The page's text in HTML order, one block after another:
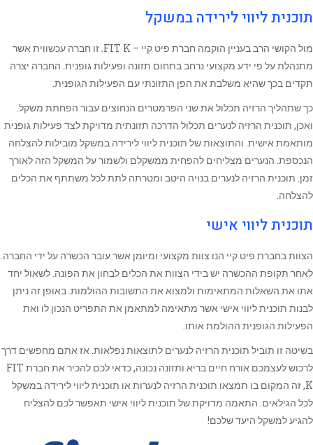
תוכנית ליווי לירידה במשקל
מול הקושי הרב בעניין הוקמה חברת פיט קיי – FIT K. זו חברה עכשווית אשר
מתנהלת על פי ידע מקצועי נרחב בתחום תזונה ופעילות גופנית. החברה יצרה
תקדים בכך שהיא משלבת את הפן התזונתי עם הפעילות הגופנית.
כך שתהליך הרזיה תכלול את שני הפרמטרים הנחוצים עבור הפחתת משקל.
ואכן, תוכנית הרזיה לנערים תכלול הדרכה תזונתית מדויקת לצד פעילות גופנית
מותאמת אישית. והתוצאות של תוכנית ליווי לירידה במשקל מובילות להצלחה
הנכספת. הנערים מצליחים להפחית ממשקלם ולשמור על המשקל הזה לאורך
זמן. תוכנית הרזיה לנערים בנויה היטב ומטרתה לתת לכל משתתף את הכלים
להצלחה.
תוכנית ליווי אישי
הצוות בחברת פיט קיי הנו צוות מקצועי ומיומן אשר עובר הכשרה על ידי החברה.
לאחר תקופת ההכשרה יש בידי הצוות את הכלים לבחון את הפונה. לשאול יחד
אתו את השאלות המתאימות ולמצוא את התשובות ההולמות. באופן זה ניתן
לבנות תוכנית ליווי אישי אשר מתאימה למתאמן את התפריט הנכון לו ואת
הפעילות הגופנית ההולמת אותו.
בשיטה זו תוביל תוכנית הרזיה לנערים לתוצאות נפלאות. אז אתם מחפשים דרך
לרכוש לעצמכם אורח חיים בריא ותזונה נכונה, כדאי לכם להכיר את חברת FIT
K, זה המקום בו תמצאו תוכנית הרזיה לנערות או תוכנית ליווי לירידה במשקל
לכל הגילאים. התאמה מדויקת של תוכנית ליווי אישי תאפשר לכם להצליח
להגיע למשקל היעד שלכם!